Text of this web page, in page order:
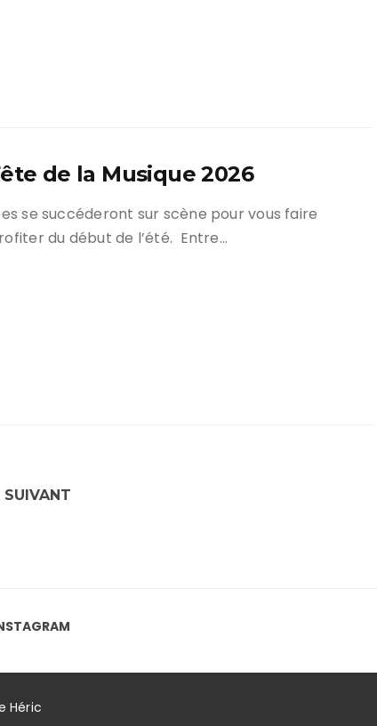
de la Musique 2026
se succéderont sur scène pour vous faire
du début de l’été. Entre…
SUIVANT
Héric